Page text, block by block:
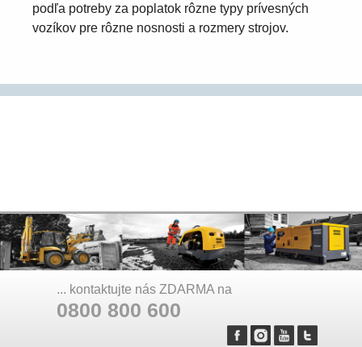
podľa potreby za poplatok rôzne typy prívesných
vozíkov pre rôzne nosnosti a rozmery strojov.
... kontaktujte nás ZDARMA na
0800 800 600